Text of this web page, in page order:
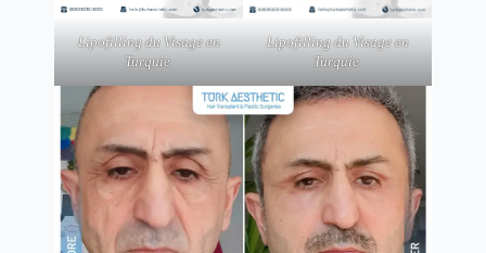
Lipofilling du Visage en
Turquie
Lipofilling du Visage en
Turquie